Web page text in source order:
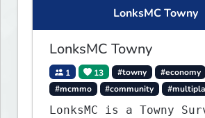
LonksMC Towny
LonksMC Towny
1 13 #towny #economy
#mcmmo
#community
LonksMC is a Towny